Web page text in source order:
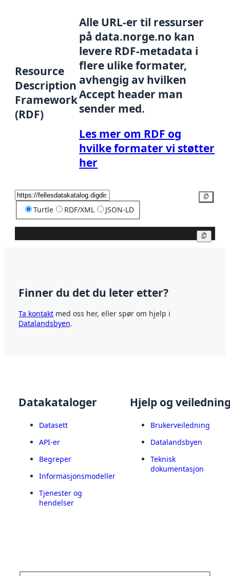
Resource
Description
Framework
(RDF)
Alle URL-er til ressurser
på data.norge.no kan
levere RDF-metadata i
flere ulike formater,
avhengig av hvilken
Accept header man
sender med.
Les mer om RDF og
hvilke formater vi støtter
her
Turtle RDF/XML JSON-LD
Finner du det du leter etter?
Ta kontakt med oss her, eller spør om hjelp i
Datalandsbyen.
Datakataloger
Datasett
API-er
Begreper
Informasjonsmodeller
Tjenester og
hendelser
Hjelp og
Brukerveiledning
Datalandsbyen
Teknisk
dokumentasjon